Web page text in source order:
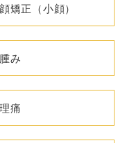
矯正（小顔）
み
痛